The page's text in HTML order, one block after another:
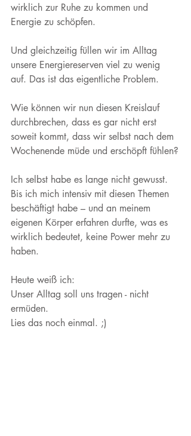
wirklich zur Ruhe zu kommen und
Energie zu schöpfen.
Und gleichzeitig füllen wir im Alltag
unsere Energiereserven viel zu wenig
auf. Das ist das eigentliche Problem.
Wie können wir nun diesen Kreislauf
durchbrechen, dass es gar nicht erst
soweit kommt, dass wir selbst nach dem
Wochenende müde und erschöpft fühlen?
Ich selbst habe es lange nicht gewusst.
Bis ich mich intensiv mit diesen Themen
beschäftigt habe – und an meinem
eigenen Körper erfahren durfte, was es
wirklich bedeutet, keine Power mehr zu
haben.
Heute weiß ich:
Unser Alltag soll uns tragen - nicht
ermüden.
Lies das noch einmal. ;)